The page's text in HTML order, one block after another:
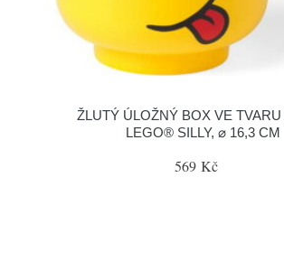
ŽLUTÝ ÚLOŽNÝ BOX VE TVARU
LEGO® SILLY, ⌀ 16,3 CM
569 Kč